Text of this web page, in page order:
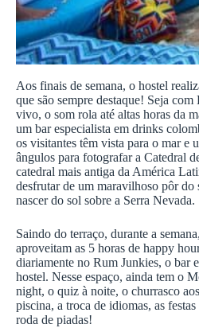
Aos finais de semana, o hostel
que são sempre destaque! Seja
vivo, o som rola até altas horas da
um bar especialista em drinks
os visitantes têm vista para o mar e
ângulos para fotografar a Catedral
catedral mais antiga da América
desfrutar de um maravilhoso pôr do
nascer do sol sobre a Serra Nevada.
Saindo do terraço, durante a
aproveitam as 5 horas de happy
diariamente no Rum Junkies, o bar
hostel. Nesse espaço, ainda tem o
night, o quiz à noite, o churrasco
piscina, a troca de idiomas, as
roda de piadas!